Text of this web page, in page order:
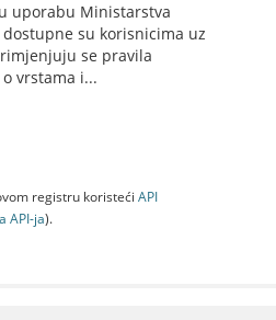
uporabu Ministarstva
su korisnicima uz
se pravila
vrstama i...
registru koristeći API
API-jа).